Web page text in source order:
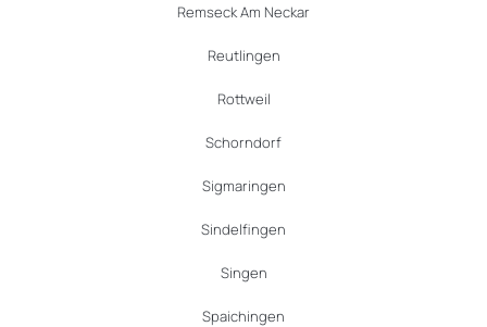
Remseck Am Neckar
Reutlingen
Rottweil
Schorndorf
Sigmaringen
Sindelfingen
Singen
Spaichingen